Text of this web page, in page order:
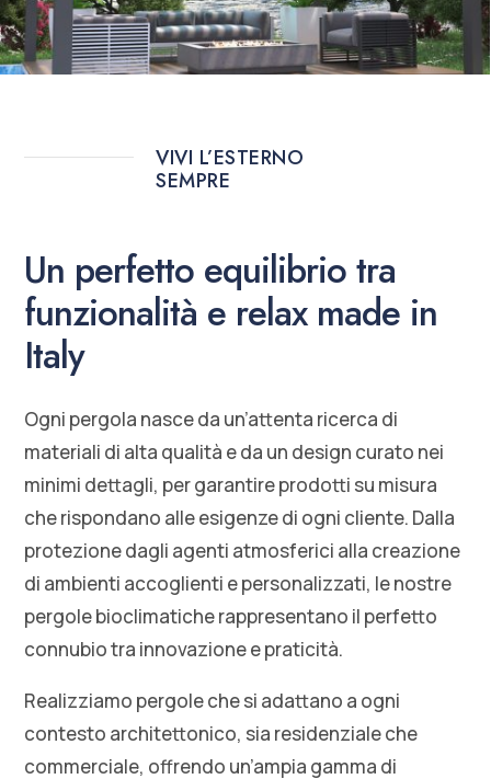
VIVI L’ESTERNO
SEMPRE
Un perfetto equilibrio tra
funzionalità e relax made in
Italy
Ogni pergola nasce da un’attenta ricerca di
materiali di alta qualità e da un design curato nei
minimi dettagli, per garantire prodotti su misura
che rispondano alle esigenze di ogni cliente. Dalla
protezione dagli agenti atmosferici alla creazione
di ambienti accoglienti e personalizzati, le nostre
pergole bioclimatiche rappresentano il perfetto
connubio tra innovazione e praticità.
Realizziamo pergole che si adattano a ogni
contesto architettonico, sia residenziale che
commerciale, offrendo un’ampia gamma di